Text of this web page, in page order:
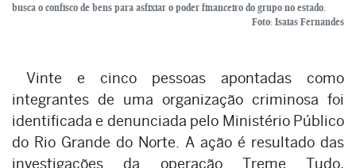
busca o confisco de bens para asfixiar o poder financeiro do grupo no estado.
Foto: Isaias Fernandes
Vinte e cinco pessoas apontadas como
integrantes de uma organização criminosa foi
identificada e denunciada pelo Ministério Público
do Rio Grande do Norte. A ação é resultado das
investigações da operação Treme Tudo,